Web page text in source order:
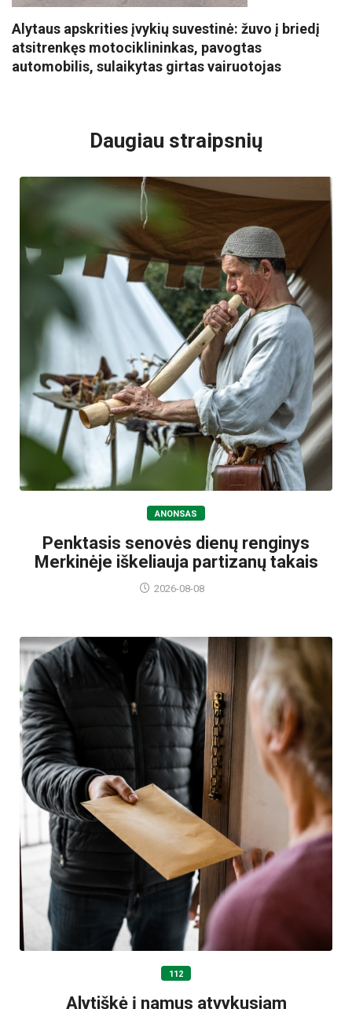
Alytaus apskrities įvykių suvestinė: žuvo į briedį
atsitrenkęs motociklininkas, pavogtas
automobilis, sulaikytas girtas vairuotojas
Daugiau straipsnių
ANONSAS
Penktasis senovės dienų renginys
Merkinėje iškeliauja partizanų takais
2026-08-08
112
Alytiškė į namus atvykusiam